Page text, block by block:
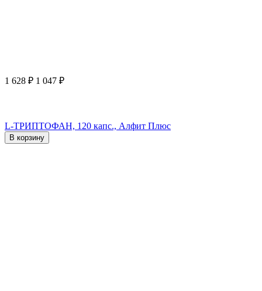
1 628 ₽ 1 047 ₽
L-ТРИПТОФАН, 120 капс., Алфит Плюс
В корзину